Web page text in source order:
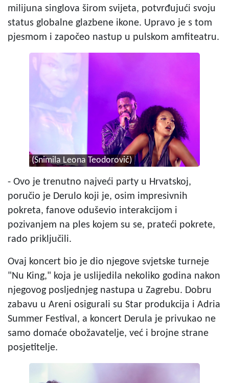
milijuna singlova širom svijeta, potvrđujući svoju
status globalne glazbene ikone. Upravo je s tom
pjesmom i započeo nastup u pulskom amfiteatru.
(Snimila Leona Teodorović)
- Ovo je trenutno najveći party u Hrvatskoj,
poručio je Derulo koji je, osim impresivnih
pokreta, fanove oduševio interakcijom i
pozivanjem na ples kojem su se, prateći pokrete,
rado priključili.
Ovaj koncert bio je dio njegove svjetske turneje
"Nu King," koja je uslijedila nekoliko godina nakon
njegovog posljednjeg nastupa u Zagrebu. Dobru
zabavu u Areni osigurali su Star produkcija i Adria
Summer Festival, a koncert Derula je privukao ne
samo domaće obožavatelje, već i brojne strane
posjetitelje.